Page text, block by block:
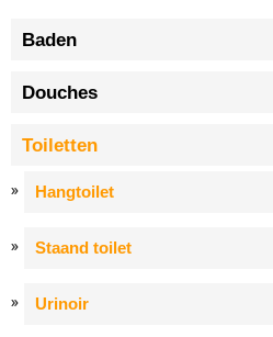
Baden
Douches
Toiletten
Hangtoilet
Staand toilet
Urinoir